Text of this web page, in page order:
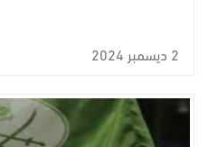
2 ديسمبر 2024